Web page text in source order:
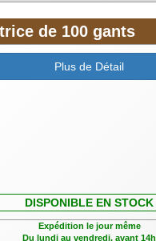
de 100 gants
Plus de Détail
DISPONIBLE EN STOCK
Expédition le jour même
Du lundi au vendredi, avant 14h